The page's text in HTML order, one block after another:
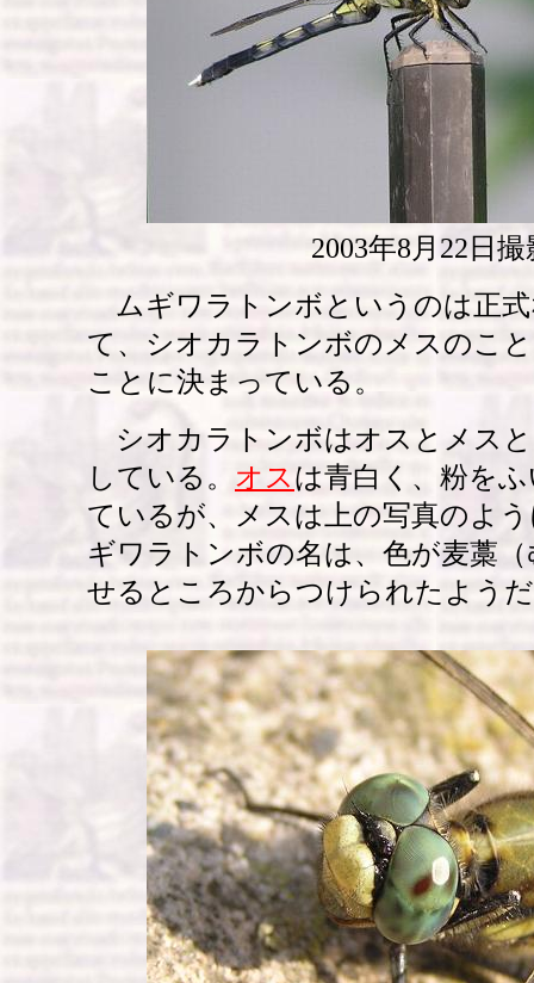
2003年8月22日撮
ムギワラトンボというのは正
て、シオカラトンボのメスのこ
ことに決まっている。
シオカラトンボはオスとメス
している。 オスは青白く、粉を
ているが、メスは上の写真のよ
ギワラトンボの名は、色が麦藁
せるところからつけられたよう